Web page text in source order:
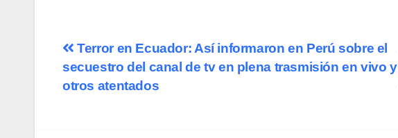
Terror en Ecuador: Así informaron en Perú sobre el
secuestro del canal de tv en plena trasmisión en vivo y
otros atentados